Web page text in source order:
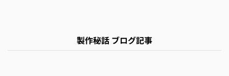
製作秘話 ブログ記事